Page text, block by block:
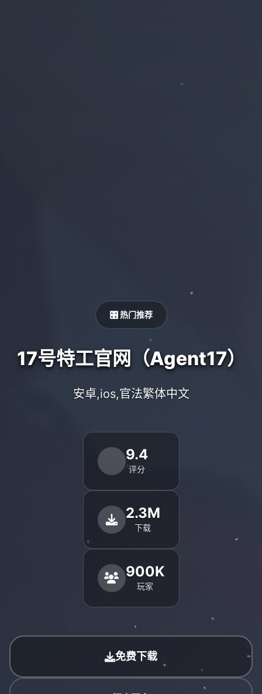
🎛️ 热门推荐
17号特工官网（Agent17）
安卓,ios,官法繁体中文
9.4
评分
2.3M
下载
900K
玩家
免费下载